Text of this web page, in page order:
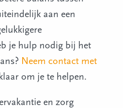
aan een
je hulp nodig bij het
Neem contact met
om je te helpen.
en zorg